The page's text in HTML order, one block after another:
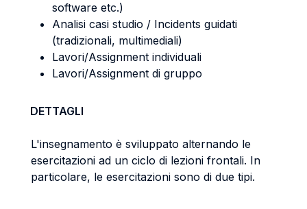
software etc.)
Analisi casi studio / Incidents guidati
(tradizionali, multimediali)
Lavori/Assignment individuali
Lavori/Assignment di gruppo
DETTAGLI
L'insegnamento è sviluppato alternando le
esercitazioni ad un ciclo di lezioni frontali. In
particolare, le esercitazioni sono di due tipi.